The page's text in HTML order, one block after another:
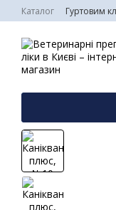
Перейти до
Каталог Гуртовим